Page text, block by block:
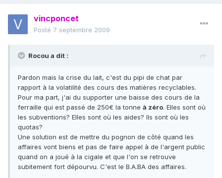
vincponcet
Posté 7 septembre 2009
Rocou a dit :
Pardon mais la crise du lait, c'est du pipi de chat par
rapport à la volatilité des cours des matières recyclables.
Pour ma part, j'ai du supporter une baisse des cours de la
ferraille qui est passé de 250€ la tonne à zéro. Elles sont où
les subventions? Elles sont où les aides? Ils sont où les
quotas?
Une solution est de mettre du pognon de côté quand les
affaires vont biens et pas de faire appel à de l'argent public
quand on a joué à la cigale et que l'on se retrouve
subitement fort dépourvu. C'est le B.A.BA des affaires.